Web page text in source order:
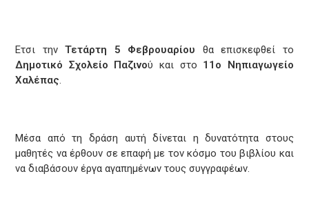
Ετσι τηνΤετάρτη 5 Φεβρουαρίου θα επισκεφθεί το
Δημοτικό Σχολείο Παζινού και στο 11ο Νηπιαγωγείο
Χαλέπας.
Μέσα από τη δράση αυτή δίνεται η δυνατότητα στους
μαθητές να έρθουν σε επαφή με τον κόσμο του βιβλίου και
να διαβάσουν έργα αγαπημένων τους συγγραφέων.